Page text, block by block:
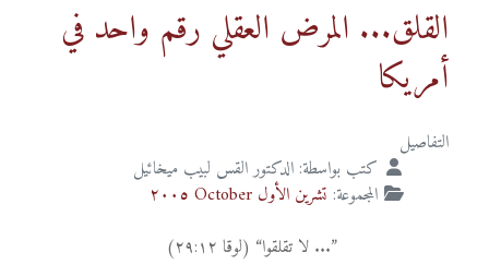
القلق... المرض العقلي رقم واحد في
أمريكا
التفاصيل
كتب بواسطة: الدكتور القس لبيب ميخائيل
المجموعة: تشرين الأول October ٢٠٠٥
”... لا تقلقوا“ (لوقا ٢٩:١٢)